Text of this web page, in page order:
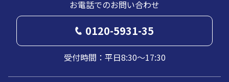
お電話でのお問い合わせ
0120-5931-35
受付時間：平日8:30～17:30